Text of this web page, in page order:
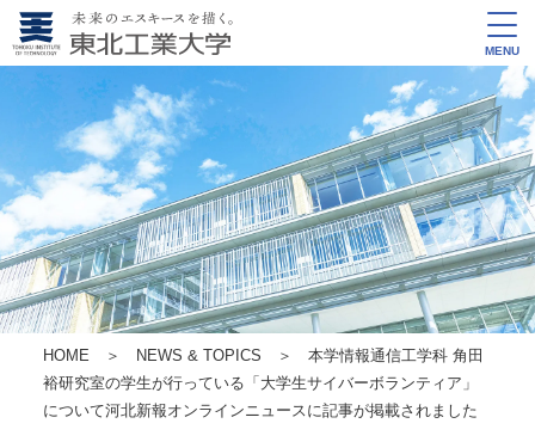
MENU
HOME ＞ NEWS & TOPICS ＞ 本学情報通信工学科 角田
裕研究室の学生が行っている「大学生サイバーボランティア」
について河北新報オンラインニュースに記事が掲載されました